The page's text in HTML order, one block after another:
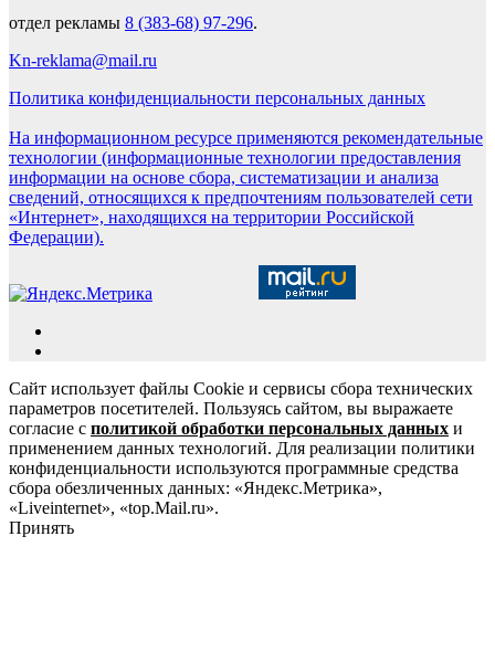
отдел рекламы 8 (383-68) 97-296.
Kn-reklama@mail.ru
Политика конфиденциальности персональных данных
На информационном ресурсе применяются рекомендательные
технологии (информационные технологии предоставления
информации на основе сбора, систематизации и анализа
сведений, относящихся к предпочтениям пользователей сети
«Интернет», находящихся на территории Российской
Федерации).
Сайт использует файлы Cookie и сервисы сбора технических
параметров посетителей. Пользуясь сайтом, вы выражаете
согласие с политикой обработки персональных данных и
применением данных технологий. Для реализации политики
конфиденциальности используются программные средства
сбора обезличенных данных: «Яндекс.Метрика»,
«Liveinternet», «top.Mail.ru».
Принять